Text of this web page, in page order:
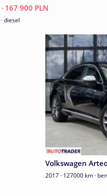
· 167 900 PLN
diesel
Volkswagen
2017 · 127000 km ·